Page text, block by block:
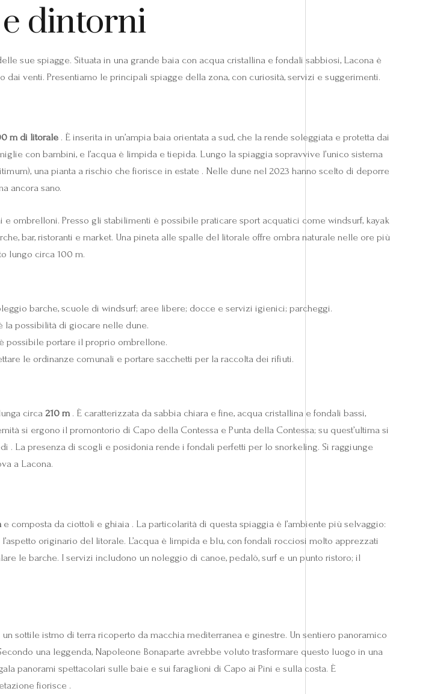
dintorni
sue spiagge. Situata in una grande baia con acqua cristallina e fondali sabbiosi, Lacona è
venti. Presentiamo le principali spiagge della zona, con curiosità, servizi e suggerimenti.
m di litorale . È inserita in un’ampia baia orientata a sud, che la rende soleggiata e protetta dai
con bambini, e l’acqua è limpida e tiepida. Lungo la spiaggia sopravvive l’unico sistema
una pianta a rischio che fiorisce in estate . Nelle dune nel 2023 hanno scelto di deporre
ancora sano.
ombrelloni. Presso gli stabilimenti è possibile praticare sport acquatici come windsurf, kayak
bar, ristoranti e market. Una pineta alle spalle del litorale offre ombra naturale nelle ore più
lungo circa 100 m.
barche, scuole di windsurf; aree libere; docce e servizi igienici; parcheggi.
la possibilità di giocare nelle dune.
possibile portare il proprio ombrellone.
le ordinanze comunali e portare sacchetti per la raccolta dei rifiuti.
circa 210 m . È caratterizzata da sabbia chiara e fine, acqua cristallina e fondali bassi,
si ergono il promontorio di Capo della Contessa e Punta della Contessa; su quest’ultima si
. La presenza di scogli e posidonia rende i fondali perfetti per lo snorkeling. Si raggiunge
a Lacona.
e composta da ciottoli e ghiaia . La particolarità di questa spiaggia è l’ambiente più selvaggio:
originario del litorale. L’acqua è limpida e blu, con fondali rocciosi molto apprezzati
le barche. I servizi includono un noleggio di canoe, pedalò, surf e un punto ristoro; il
sottile istmo di terra ricoperto da macchia mediterranea e ginestre. Un sentiero panoramico
una leggenda, Napoleone Bonaparte avrebbe voluto trasformare questo luogo in una
panorami spettacolari sulle baie e sui faraglioni di Capo ai Pini e sulla costa. È
fiorisce .